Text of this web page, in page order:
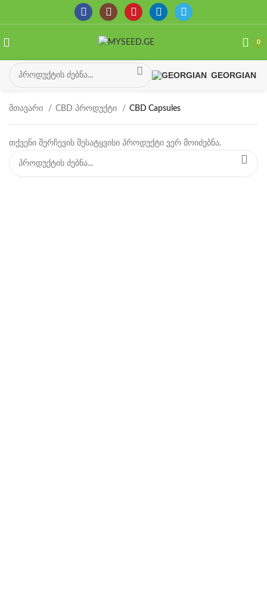
0
GEORGIAN
მთავარი CBD პროდუქტი CBD Capsules
თქვენი შერჩევის შესატყვისი პროდუქტი ვერ მოიძებნა.